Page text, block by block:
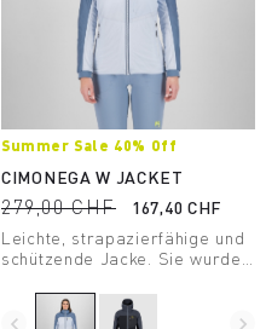
Summer Sale 40% Off
CIMONEGA W JACKET
279,00 CHF
167,40 CHF
Leichte, strapazierfähige und
schützende Jacke. Sie wurde
nimmt wenig Platz im
Rucksack ein und bietet
navigate_before navigate_next